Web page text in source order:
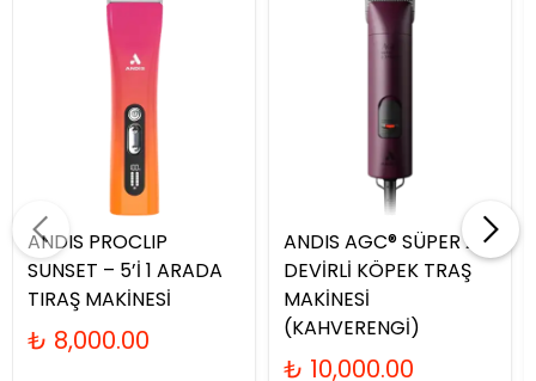
ANDIS PROCLIP
SUNSET – 5’İ 1 ARADA
TIRAŞ MAKİNESİ
₺ 8,000.00
ANDIS AGC® SÜPER 2-
DEVİRLİ KÖPEK TRAŞ
MAKİNESİ
(KAHVERENGİ)
₺ 10,000.00